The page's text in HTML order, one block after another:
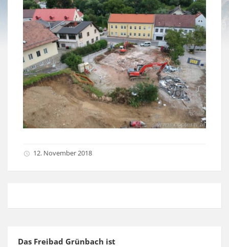
12. November 2018
Das Freibad Grünbach ist